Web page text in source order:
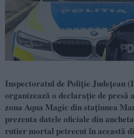
Inspectoratul de Poliție Județean
organizează o declarație de presă
zona Aqua Magic din stațiunea
prezenta datele oficiale din
rutier mortal petrecut în această